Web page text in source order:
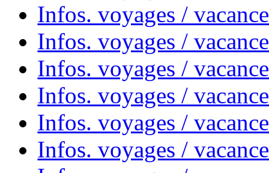
Infos. voyages /
Infos. voyages /
Infos. voyages /
Infos. voyages /
Infos. voyages /
Infos. voyages /